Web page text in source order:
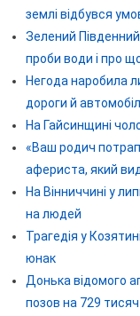
землі відбувся
Зелений Південний
проби води і про
Негода наробила
дороги й
На Гайсинщині
«Ваш родич
афериста, який
На Вінниччині у
на людей
Трагедія у
юнак
Донька відомого
позов на 729